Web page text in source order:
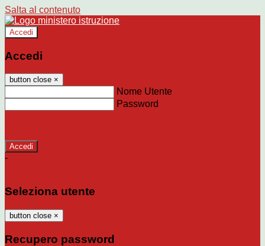
Salta al contenuto
Accedi
Accedi
button close ×
Nome Utente
Password
-
Seleziona utente
button close ×
Recupero password